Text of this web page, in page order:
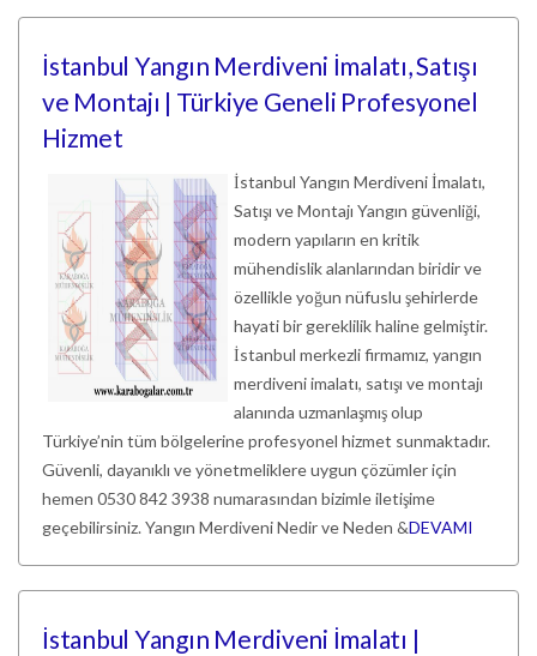
İstanbul Yangın Merdiveni İmalatı, Satışı
ve Montajı | Türkiye Geneli Profesyonel
Hizmet
İstanbul Yangın Merdiveni İmalatı,
Satışı ve Montajı Yangın güvenliği,
modern yapıların en kritik
mühendislik alanlarından biridir ve
özellikle yoğun nüfuslu şehirlerde
hayati bir gereklilik haline gelmiştir.
İstanbul merkezli firmamız, yangın
merdiveni imalatı, satışı ve montajı
alanında uzmanlaşmış olup
Türkiye’nin tüm bölgelerine profesyonel hizmet sunmaktadır.
Güvenli, dayanıklı ve yönetmeliklere uygun çözümler için
hemen 0530 842 3938 numarasından bizimle iletişime
geçebilirsiniz. Yangın Merdiveni Nedir ve Neden &DEVAMI
İstanbul Yangın Merdiveni İmalatı |